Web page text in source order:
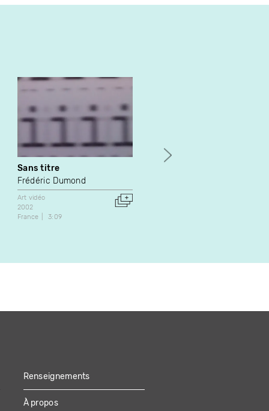
Sans titre
Frédéric Dumond
Art vidéo
2002
France
3:09
Renseignements
À propos